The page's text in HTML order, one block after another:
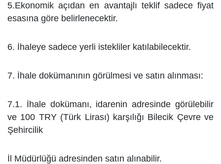
5.Ekonomik açıdan en avantajlı teklif sadece fiyat
esasına göre belirlenecektir.
6. İhaleye sadece yerli istekliler katılabilecektir.
7. İhale dokümanının görülmesi ve satın alınması:
7.1. İhale dokümanı, idarenin adresinde görülebilir
ve 100 TRY (Türk Lirası) karşılığı Bilecik Çevre ve
Şehircilik
İl Müdürlüğü adresinden satın alınabilir.